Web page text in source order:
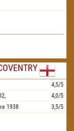
4,5/5
4,0/5
1938 3,5/5